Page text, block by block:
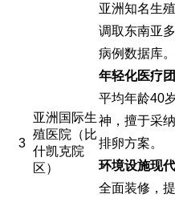
3
亚洲国际生
殖医院（比
什凯克院
区）
亚洲知名生
调取东南亚
病例数据库。
年轻化医疗团
平均年龄40
神，擅于采
排卵方案。
环境设施现代
全面装修，